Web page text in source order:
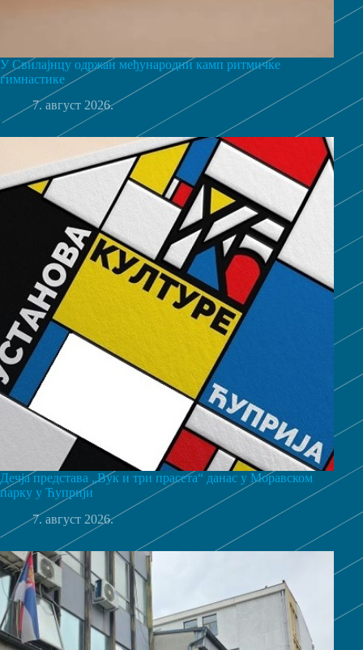
У Свилајнцу одржан међународни камп ритмичке
гимнастике
7. август 2026.
Дечја представа „Вук и три прасета“ данас у Моравском
парку у Ћуприји
7. август 2026.